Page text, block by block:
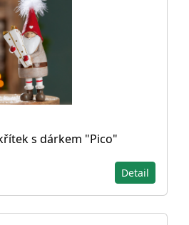
s dárkem "Pico"
Detail